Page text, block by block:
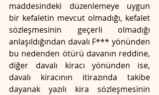
maddesindeki düzenlemeye uygun
bir kefaletin mevcut olmadığı, kefalet
sözleşmesinin geçerli olmadığı
anlaşıldığından davalı F*** yönünden
bu nedenden ötürü davanın reddine,
diğer davalı kiracı yönünden ise,
davalı kiracının itirazında takibe
dayanak yazılı kira sözleşmesinin